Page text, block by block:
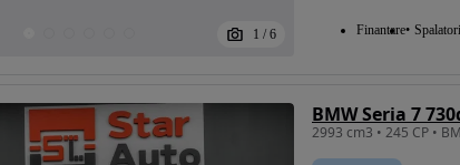
1 / 6 Finantare
BMW Seria 7